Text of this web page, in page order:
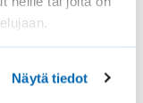
Näytä tiedot
ikkunan
jolloin kangas